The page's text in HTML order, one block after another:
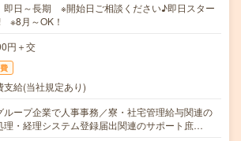
即日～長期 ※開始日ご相談ください♪即日スター
※8月～OK！
円＋交
給(当社規定あり)
ループ企業で人事事務／寮・社宅管理給与関連の
理・経理システム登録届出関連のサポート庶…